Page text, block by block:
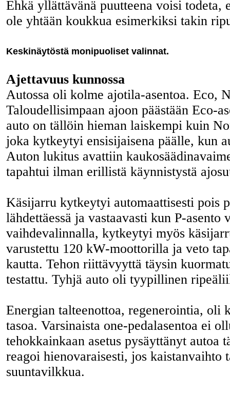
Ehkä yllättävänä puutteena voisi todeta,
ole yhtään koukkua esimerkiksi takin
Keskinäytöstä monipuoliset valinnat.
Ajettavuus kunnossa
Autossa oli kolme ajotila-asentoa. Eco,
Taloudellisimpaan ajoon päästään Eco-
auto on tällöin hieman laiskempi kuin
joka kytkeytyi ensisijaisena päälle, kun
Auton lukitus avattiin
tapahtui ilman erillistä käynnistystä
Käsijarru kytkeytyi automaattisesti pois
lähdettäessä ja vastaavasti kun P-asento
vaihdevalinnalla, kytkeytyi myös
varustettu 120 kW-moottorilla ja veto
kautta. Tehon riittävyyttä täysin
testattu. Tyhjä auto oli tyypillinen
Energian talteenottoa, regenerointia, oli
tasoa. Varsinaista one-pedalasentoa ei
tehokkainkaan asetus pysäyttänyt autoa
reagoi hienovaraisesti, jos kaistanvaihto
suuntavilkkua.